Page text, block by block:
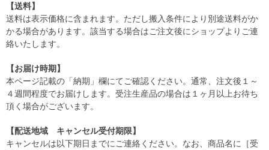
【送料】
送料は表示価格に含まれます。ただし搬入条件により別途送料がか
かる場合があります。該当する場合はご注文後にショップよりご連
絡いたします。
【お届け時期】
本ページ記載の「納期」欄にてご確認ください。通常、注文後１～
４週間程度でお届けします。受注生産品の場合は１ヶ月以上お待ち
頂く場合がございます。
【配送地域 キャンセル受付期限】
キャンセルは以下期日までにご連絡ください。なお、商品名に［受